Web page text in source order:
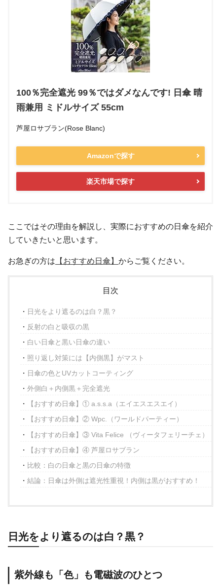
100％完全遮光 99％ではダメなんです! 日傘 晴
雨兼用 ミドルサイズ 55cm
芦屋ロサブラン(Rose Blanc)
Amazonで探す
楽天市場で探す
ここではその理由を解説し、実際におすすめの日傘を紹介
していきたいと思います。
お急ぎの方は 【おすすめ日傘】 からご覧ください。
目次
日光をより遮るのは白？黒？
反射の白と吸収の黒
白い日傘と黒い日傘の違い
照り返し対策には【内側黒】がマスト
日傘の色とUVカットコーティング
外側白＋内側黒＋完全遮光
【おすすめ日傘】① a.s.s.a（エイエスエスエイ）
【おすすめ日傘】② Wpc.（ワールドパーティー）
【おすすめ日傘】③ Vita Felice （ヴィータフェリーチェ）
【おすすめ日傘】④ 芦屋ロサブラン
比較：白の日傘と黒の日傘の特徴
結論：日傘は外側は遮光性重視！内側は黒がおすすめ！
日光をより遮るのは白？黒？
紫外線も「色」も電磁波のひとつ